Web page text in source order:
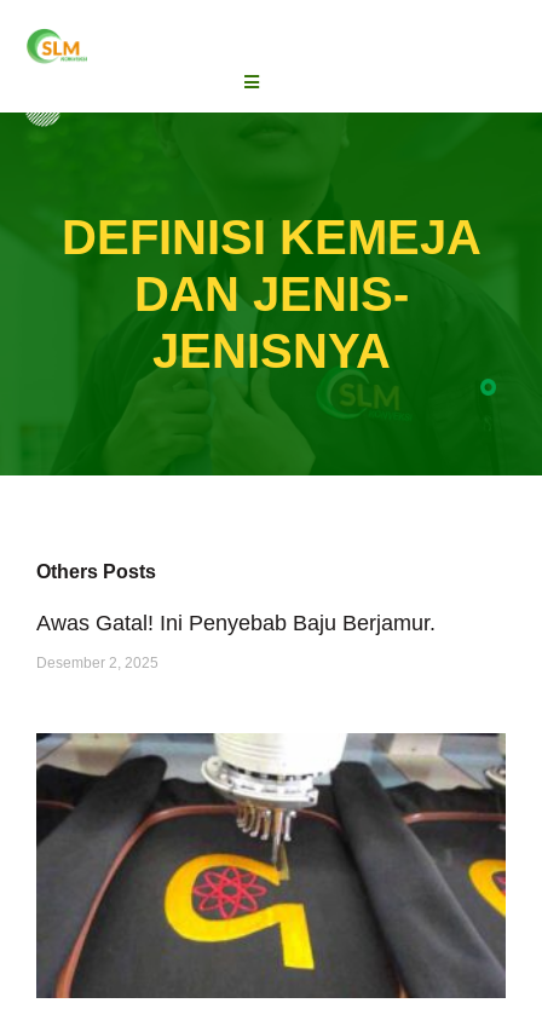
DEFINISI KEMEJA
DAN JENIS-
JENISNYA
Others Posts
Awas Gatal! Ini Penyebab Baju Berjamur.
Desember 2, 2025